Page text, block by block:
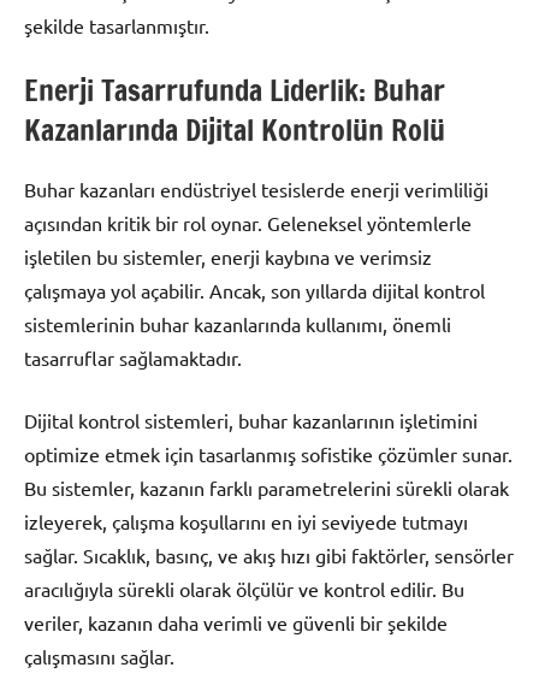
şekilde tasarlanmıştır.
Enerji Tasarrufunda Liderlik: Buhar
Kazanlarında Dijital Kontrolün Rolü
Buhar kazanları endüstriyel tesislerde enerji verimliliği
açısından kritik bir rol oynar. Geleneksel yöntemlerle
işletilen bu sistemler, enerji kaybına ve verimsiz
çalışmaya yol açabilir. Ancak, son yıllarda dijital kontrol
sistemlerinin buhar kazanlarında kullanımı, önemli
tasarruflar sağlamaktadır.
Dijital kontrol sistemleri, buhar kazanlarının işletimini
optimize etmek için tasarlanmış sofistike çözümler sunar.
Bu sistemler, kazanın farklı parametrelerini sürekli olarak
izleyerek, çalışma koşullarını en iyi seviyede tutmayı
sağlar. Sıcaklık, basınç, ve akış hızı gibi faktörler, sensörler
aracılığıyla sürekli olarak ölçülür ve kontrol edilir. Bu
veriler, kazanın daha verimli ve güvenli bir şekilde
çalışmasını sağlar.